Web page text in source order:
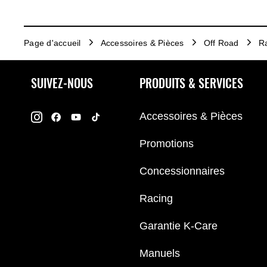
Page d'accueil Accessoires & Pièces Off Road
SUIVEZ-NOUS PRODUITS & SERVICES
Accessoires & Pièces
Promotions
Concessionnaires
Racing
Garantie K-Care
Manuels